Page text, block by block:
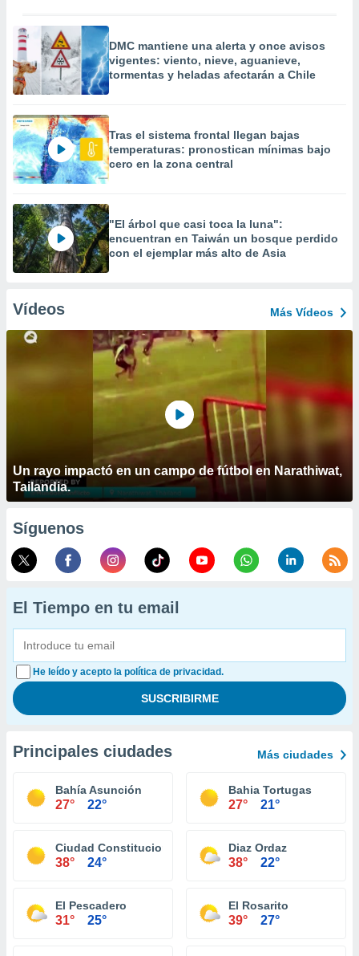
DMC mantiene una alerta y once avisos
vigentes: viento, nieve, aguanieve,
tormentas y heladas afectarán a Chile
Tras el sistema frontal llegan bajas
temperaturas: pronostican mínimas bajo
cero en la zona central
"El árbol que casi toca la luna":
encuentran en Taiwán un bosque perdido
con el ejemplar más alto de Asia
Vídeos Más Vídeos
Un rayo impactó en un campo de fútbol en Narathiwat,
Tailandia.
Síguenos
El Tiempo en tu email
He leído y acepto la política de privacidad.
Principales ciudades Más ciudades
Bahía Asunción
27° 22°
Bahia Tortugas
27° 21°
Ciudad Constitucion
38° 24°
Diaz Ordaz
38° 22°
El Pescadero
31° 25°
El Rosarito
39° 27°